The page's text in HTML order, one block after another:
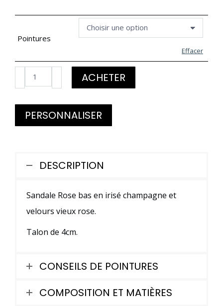
Pointures
Effacer
quantité
de
SANDALE
ROSE
IRISÉ
VELOURS
VIEUX
ACHETER
PERSONNALISER
DESCRIPTION
Sandale Rose bas en irisé champagne et
velours vieux rose.
Talon de 4cm.
CONSEILS DE POINTURES
COMPOSITION ET MATIÈRES